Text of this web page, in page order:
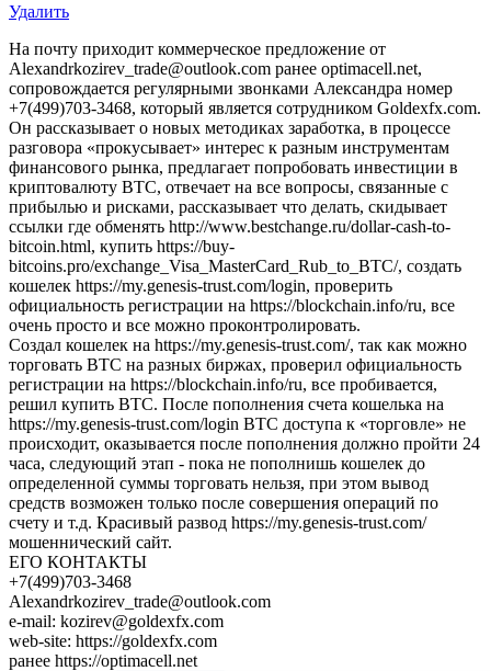
Удалить
На почту приходит коммерческое предложение от
Alexandrkozirev_trade@outlook.com ранее optimacell.net,
сопровождается регулярными звонками Александра номер
+7(499)703-3468, который является сотрудником Goldexfx.com.
Он рассказывает о новых методиках заработка, в процессе
разговора «прокусывает» интерес к разным инструментам
финансового рынка, предлагает попробовать инвестиции в
криптовалюту BTC, отвечает на все вопросы, связанные с
прибылью и рисками, рассказывает что делать, скидывает
ссылки где обменять http://www.bestchange.ru/dollar-cash-to-
bitcoin.html, купить https://buy-
bitcoins.pro/exchange_Visa_MasterCard_Rub_to_BTC/, создать
кошелек https://my.genesis-trust.com/login, проверить
официальность регистрации на https://blockchain.info/ru, все
очень просто и все можно проконтролировать.
Создал кошелек на https://my.genesis-trust.com/, так как можно
торговать BTC на разных биржах, проверил официальность
регистрации на https://blockchain.info/ru, все пробивается,
решил купить BTC. После пополнения счета кошелька на
https://my.genesis-trust.com/login BTC доступа к «торговле» не
происходит, оказывается после пополнения должно пройти 24
часа, следующий этап - пока не пополнишь кошелек до
определенной суммы торговать нельзя, при этом вывод
средств возможен только после совершения операций по
счету и т.д. Красивый развод https://my.genesis-trust.com/
мошеннический сайт.
ЕГО КОНТАКТЫ
+7(499)703-3468
Alexandrkozirev_trade@outlook.com
e-mail: kozirev@goldexfx.com
web-site: https://goldexfx.com
ранее https://optimacell.net